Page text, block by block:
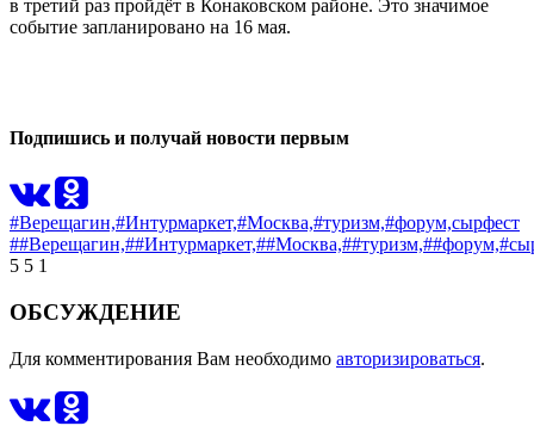
в третий раз пройдёт в Конаковском районе. Это значимое
событие запланировано на 16 мая.
Подпишись и получай новости первым
#Верещагин,#Интурмаркет,#Москва,#туризм,#форум,сырфест
##Верещагин,##Интурмаркет,##Москва,##туризм,##форум,
5 5 1
ОБСУЖДЕНИЕ
Для комментирования Вам необходимо авторизироваться.